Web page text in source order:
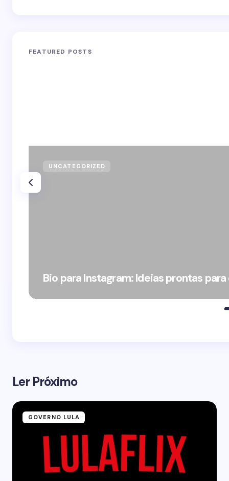
FEATURED POSTS
UNCATEGORIZED
Bio para Instagram: Ideias prontas
Ler Próximo
GOVERNO LULA